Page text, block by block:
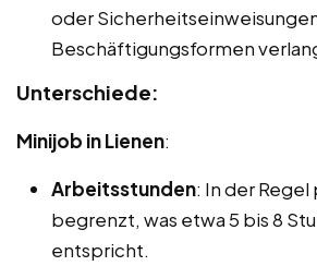
oder
Beschäftigungsformen
Unterschiede:
Minijob in Lienen:
Arbeitsstunden: In der
begrenzt, was etwa 5 bis 8
entspricht.